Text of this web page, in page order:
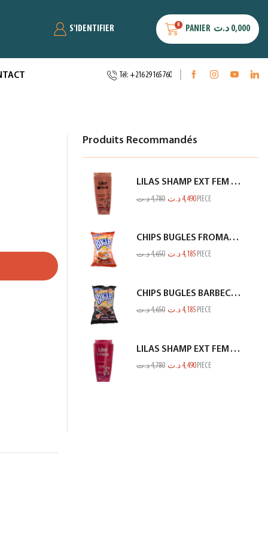
S'IDENTIFIER 0 PANIER 0,000 د.ت
Tél: +216 29 165 760
Produits Recommandés
LILAS SHAMP EXT FEM RACINE GP SECHE SAUMON 350ML
4,780د.ت 4,490 د.ت PIECE
CHIPS BUGLES FROMAGE 75GR
4,650د.ت 4,185 د.ت PIECE
CHIPS BUGLES BARBECUE 75GR
4,650د.ت 4,185 د.ت PIECE
LILAS SHAMP EXT FEM TOUS TYPES CHEV ROSE 350ML
4,780د.ت 4,490 د.ت PIECE